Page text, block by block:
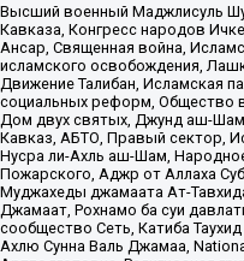
Высший военный Маджлисуль
Кавказа, Конгресс народов
Ансар, Священная война,
исламского освобождения,
Движение Талибан, Исламская
социальных реформ, Общество
Дом двух святых, Джунд аш-
Кавказ, АБТО, Правый сектор,
Нусра ли-Ахль аш-Шам,
Пожарского, Аджр от Аллаха
Муджахеды джамаата Ат-
Джамаат, Рохнамо ба суи
сообщество Сеть, Катиба
Ахлю Сунна Валь Джамаа,